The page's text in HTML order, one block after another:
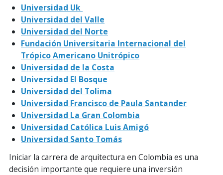
Universidad Uk
Universidad del Valle
Universidad del Norte
Fundación Universitaria Internacional del
Trópico Americano Unitrópico
Universidad de la Costa
Universidad El Bosque
Universidad del Tolima
Universidad Francisco de Paula Santander
Universidad La Gran Colombia
Universidad Católica Luis Amigó
Universidad Santo Tomás
Iniciar la carrera de arquitectura en Colombia es una
decisión importante que requiere una inversión